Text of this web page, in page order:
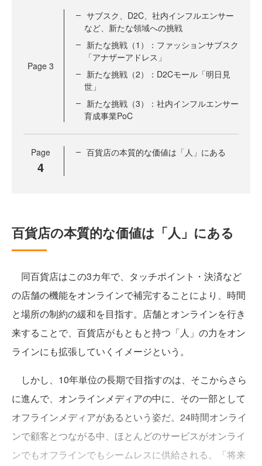
Page 3
サブスク、D2C、社内インフルエンサー
など、新たな領域への挑戦
新たな挑戦（1）：ファッションサブスク
「アナザーアドレス」
新たな挑戦（2）：D2Cモール「明日見
世」
新たな挑戦（3）：社内インフルエンサー
育成事業PoC
Page
4
百貨店の本質的な価値は「人」にある
百貨店の本質的な価値は「人」にある
同百貨店はこの3カ年で、タッチポイント・決済など
の店舗の機能をオンラインで補完することにより、時間
と場所の制約の緩和を目指す。店舗とオンラインを行き
来することで、百貨店がもともと持つ「人」の力をオン
ラインにも拡張していくイメージという。
しかし、10年単位の長期で目指すのは、そこからさら
に進んで、オンラインメディアの中に、その一部として
オフラインメディアがあるという姿だ。24時間オンライ
ンで顧客とつながる中、ほとんどのサービスがオンライ
ンでもオフラインでもシームレスに供給される。「将来